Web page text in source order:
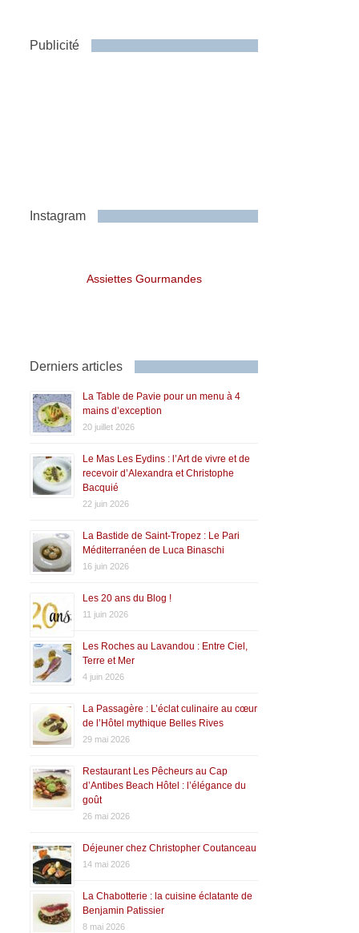
Publicité
Instagram
Assiettes Gourmandes
Derniers articles
La Table de Pavie pour un menu à 4
mains d’exception
20 juillet 2026
Le Mas Les Eydins : l’Art de vivre et de
recevoir d’Alexandra et Christophe
Bacquié
22 juin 2026
La Bastide de Saint-Tropez : Le Pari
Méditerranéen de Luca Binaschi
16 juin 2026
Les 20 ans du Blog !
11 juin 2026
Les Roches au Lavandou : Entre Ciel,
Terre et Mer
4 juin 2026
La Passagère : L’éclat culinaire au cœur
de l’Hôtel mythique Belles Rives
29 mai 2026
Restaurant Les Pêcheurs au Cap
d’Antibes Beach Hôtel : l’élégance du
goût
26 mai 2026
Déjeuner chez Christopher Coutanceau
14 mai 2026
La Chabotterie : la cuisine éclatante de
Benjamin Patissier
8 mai 2026